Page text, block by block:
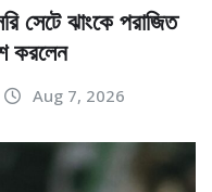
সেটে ঝাংকে পরাজিত
করলেন
Aug 7, 2026